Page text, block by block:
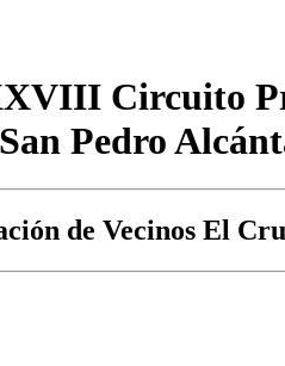
Circuito
Pedro
de Vecinos El